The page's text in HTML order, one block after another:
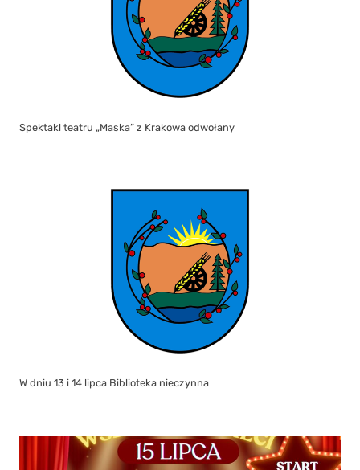
Spektakl teatru „Maska” z Krakowa odwołany
W dniu 13 i 14 lipca Biblioteka nieczynna